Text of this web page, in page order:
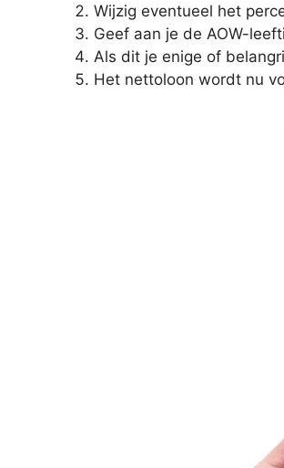
Wijzig eventueel het
Geef aan je de AOW-
Als dit je enige of
Het nettoloon wordt nu